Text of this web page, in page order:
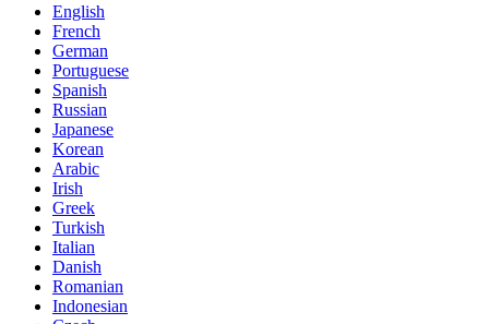
English
French
German
Portuguese
Spanish
Russian
Japanese
Korean
Arabic
Irish
Greek
Turkish
Italian
Danish
Romanian
Indonesian